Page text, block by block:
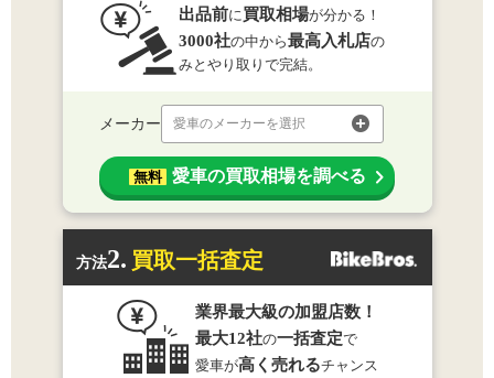
出品前に買取相場が分かる！
3000社の中から最高入札店の
みとやり取りで完結。
メーカー 愛車のメーカーを選択
無料 愛車の買取相場を調べる
方法2. 買取一括査定
業界最大級の加盟店数！
最大12社の一括査定で
愛車が高く売れるチャンス